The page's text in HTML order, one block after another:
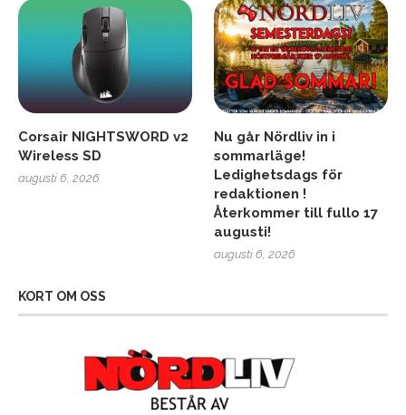
Corsair NIGHTSWORD v2
Wireless SD
augusti 6, 2026
Nu går Nördliv in i
sommarläge!
Ledighetsdags för
redaktionen !
Återkommer till fullo 17
augusti!
augusti 6, 2026
KORT OM OSS